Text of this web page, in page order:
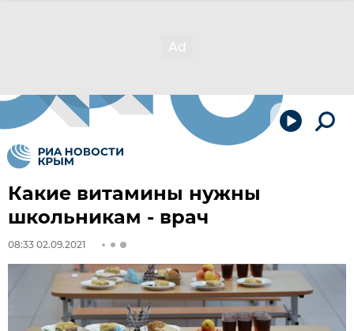
Какие витамины нужны
школьникам - врач
08:33 02.09.2021